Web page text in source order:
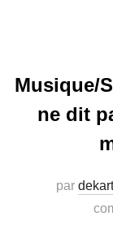
Musique/
ne dit
par dekart